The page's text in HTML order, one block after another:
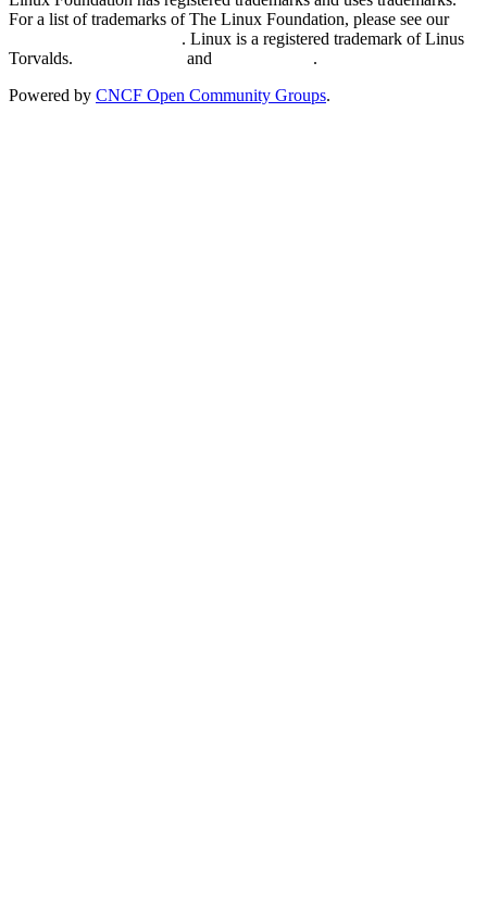
For a list of trademarks of The Linux Foundation, please see our
. Linux is a registered trademark of Linus
Torvalds.
and
.
Powered by CNCF Open Community Groups.